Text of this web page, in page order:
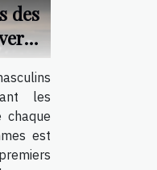
des
les
chaque
est